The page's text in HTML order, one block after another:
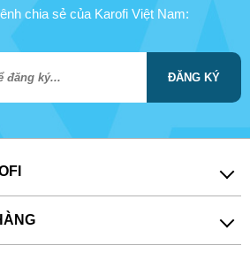
chia sẻ của Karofi Việt Nam:
ĐĂNG KÝ